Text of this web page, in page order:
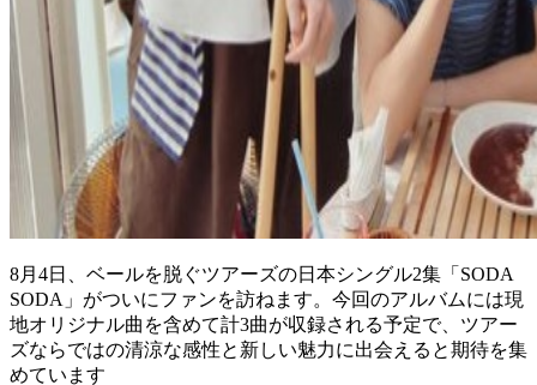
8月4日、ベールを脱ぐツアーズの日本シングル2集「SODA
SODA」がついにファンを訪ねます。今回のアルバムには現
地オリジナル曲を含めて計3曲が収録される予定で、ツアー
ズならではの清涼な感性と新しい魅力に出会えると期待を集
めています